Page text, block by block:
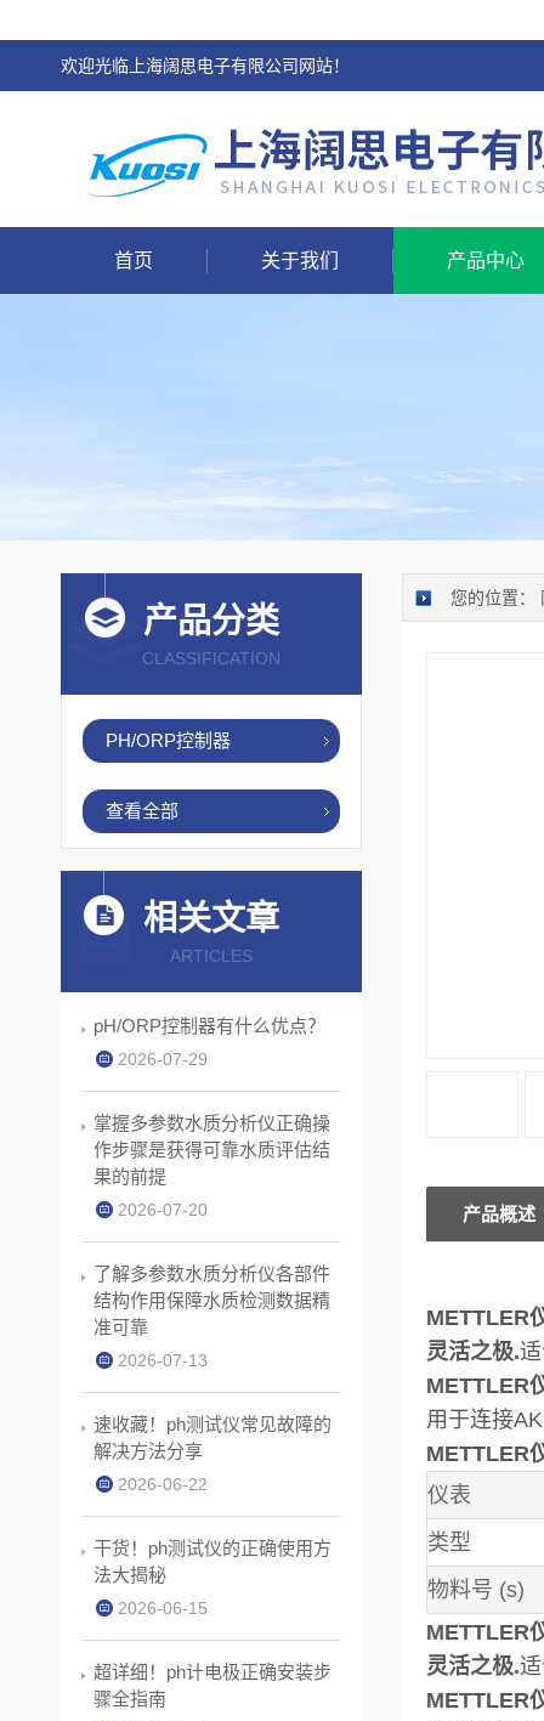
欢迎光临上海阔思电子有限公司网站！
首页 关于我们 产品中心
您的位置：
产品概述
METTLER
灵活之极.
METTLER
用于连接
METTLER
仪表
类型
物料号 (s)
METTLER
灵活之极.
METTLER
产品分类
CLASSIFICATION
PH/ORP控制器
查看全部
相关文章
ARTICLES
pH/ORP控制器有什么优点？
2026-07-29
掌握多参数水质分析仪正确操
作步骤是获得可靠水质评估结
果的前提
2026-07-20
了解多参数水质分析仪各部件
结构作用保障水质检测数据精
准可靠
2026-07-13
速收藏！ph测试仪常见故障的
解决方法分享
2026-06-22
干货！ph测试仪的正确使用方
法大揭秘
2026-06-15
超详细！ph计电极正确安装步
骤全指南